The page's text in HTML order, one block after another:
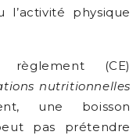
l’activité physique
(CE)
nutritionnelles
une boisson
pas prétendre